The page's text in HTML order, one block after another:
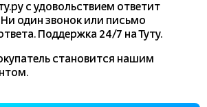
с удовольствием ответит
один звонок или письмо
Поддержка 24/7 на Туту.
становится нашим